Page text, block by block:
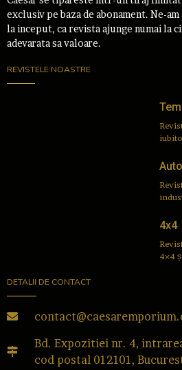
exclusiv pe baza de abonament. Ne-
la inceput, ca revista ajunge numai la
adevarata sa valoare.
REVISTELE NOASTRE
4x4
4×4
DETALII DE CONTACT
Bd. Expozitiei nr. 4,
cod postal 012101,